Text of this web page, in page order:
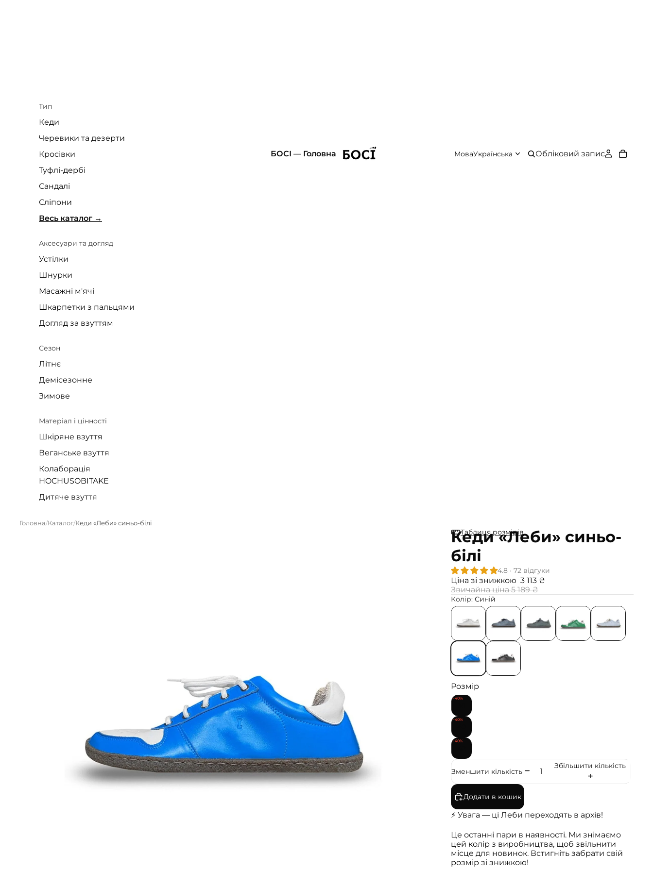
Тип
Кеди
Черевики та дезерти
Кросівки
Туфлі-дербі
Сандалі
Сліпони
Весь каталог
Аксесуари та догляд
Устілки
Шнурки
Масажні м'ячі
Шкарпетки з пальцями
Догляд за взуттям
Сезон
Літнє
Демісезонне
Зимове
Матеріал і цінності
Шкіряне взуття
Веганське взуття
Колаборація
HOCHUSOBITAKE
Дитяче взуття
БОСІ — Головна Мова Обліковий запис
Головна Каталог Кеди «Леби» синьо-білі
Кеди «Леби» синьо-
білі
4.8 · 72 відгуки
Ціна зі знижкою 3 113 ₴
Звичайна ціна5 189 ₴
Колір: Синій
Таблиця розмірів
Розмір
−40%
−40%
−40%
Зменшити кількість
Збільшити кількість
Додати в кошик
⚡️ Увага — ці Леби переходять в архів!
Це останні пари в наявності. Ми знімаємо
цей колір з виробництва, щоб звільнити
місце для новинок. Встигніть забрати свій
розмір зі знижкою!